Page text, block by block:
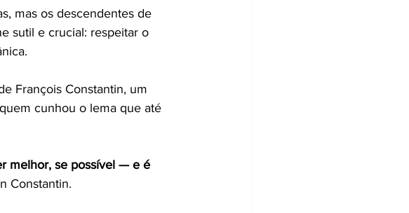
mas os descendentes de
sutil e crucial: respeitar o
François Constantin, um
cunhou o lema que até
melhor, se possível — e é
Constantin.